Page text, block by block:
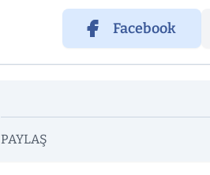
Facebook
PAYLAŞ